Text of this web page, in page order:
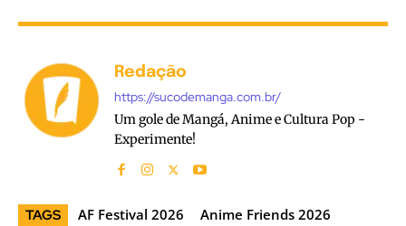
Redação
https://sucodemanga.com.br/
Um gole de Mangá, Anime e Cultura Pop -
Experimente!
TAGS AF Festival 2026
Anime Friends 2026